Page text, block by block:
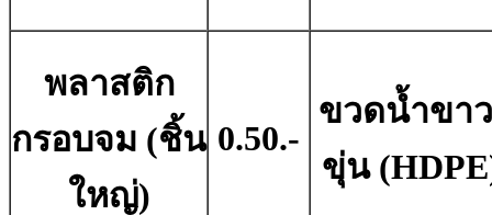
พลาสติก
กรอบจม (ชิ้น
ใหญ่)
0.50.-
ขวดน้ำขา
ขุ่น